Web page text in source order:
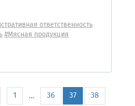
ответственность
#Мясная продукция
1 ... 36 37
38